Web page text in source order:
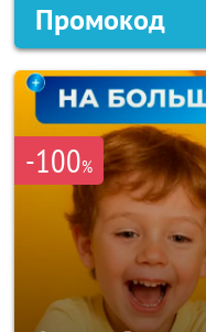
Промокод
-100%